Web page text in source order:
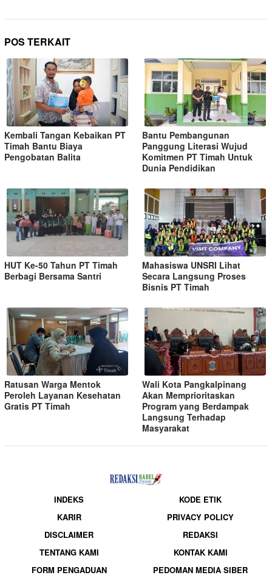
POS TERKAIT
Kembali Tangan Kebaikan PT
Timah Bantu Biaya
Pengobatan Balita
Bantu Pembangunan
Panggung Literasi Wujud
Komitmen PT Timah Untuk
Dunia Pendidikan
HUT Ke-50 Tahun PT Timah
Berbagi Bersama Santri
Mahasiswa UNSRI Lihat
Secara Langsung Proses
Bisnis PT Timah
Ratusan Warga Mentok
Peroleh Layanan Kesehatan
Gratis PT Timah
Wali Kota Pangkalpinang
Akan Memprioritaskan
Program yang Berdampak
Langsung Terhadap
Masyarakat
INDEKS
KODE ETIK
KARIR
PRIVACY POLICY
DISCLAIMER
REDAKSI
TENTANG KAMI
KONTAK KAMI
FORM PENGADUAN
PEDOMAN MEDIA SIBER